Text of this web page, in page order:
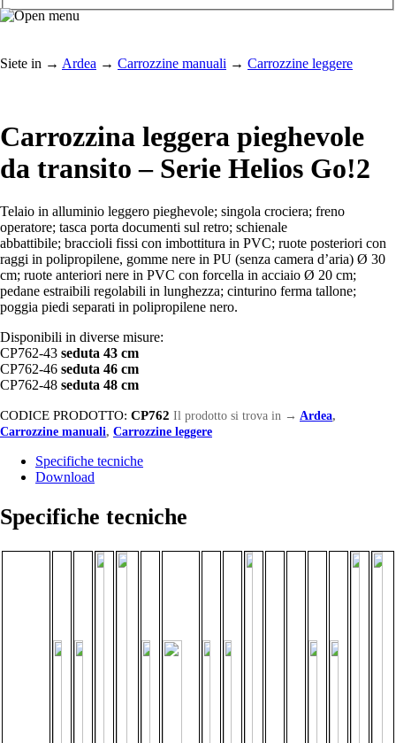
Siete in → Ardea → Carrozzine manuali → Carrozzine leggere
Carrozzina leggera pieghevole
da transito – Serie Helios Go!2
Telaio in alluminio leggero pieghevole; singola crociera; freno
operatore; tasca porta documenti sul retro; schienale
abbattibile; braccioli fissi con imbottitura in PVC; ruote posteriori con
raggi in polipropilene, gomme nere in PU (senza camera d’aria) Ø 30
cm; ruote anteriori nere in PVC con forcella in acciaio Ø 20 cm;
pedane estraibili regolabili in lunghezza; cinturino ferma tallone;
poggia piedi separati in polipropilene nero.
Disponibili in diverse misure:
CP762-43 seduta 43 cm
CP762-46 seduta 46 cm
CP762-48 seduta 48 cm
CODICE PRODOTTO: CP762 Il prodotto si trova in → Ardea,
Carrozzine manuali, Carrozzine leggere
Specifiche tecniche
Download
Specifiche tecniche